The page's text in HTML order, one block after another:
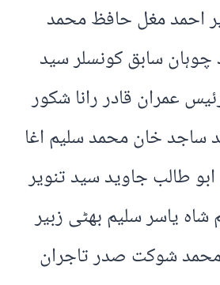
احمد مغل حافظ محمد
سابق کونسلر سید
عمران قادر رانا شکور
ساجد خان محمد سلیم اغا
طالب جاوید سید تنویر
یاسر سلیم بھٹی زبیر
شوکت صدر تاجران